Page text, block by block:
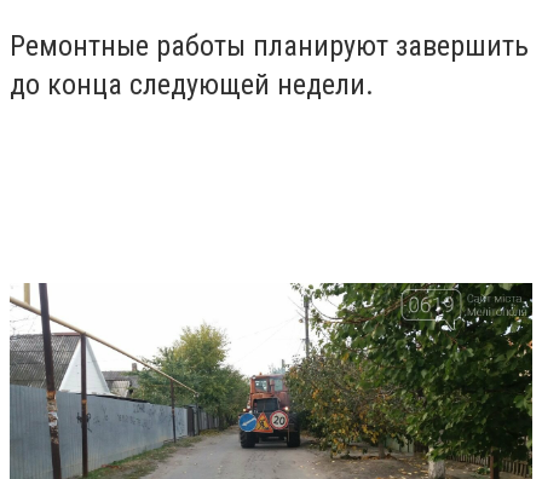
Ремонтные работы планируют завершить
до конца следующей недели.